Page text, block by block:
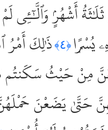
أَشْهُرٍۢ وَٱلَّٰٓـِٔى
يُسْرًۭا ﴿٤﴾ ذَٰلِكَ أَمْرُ
مِنْ حَيْثُ سَكَنتُم
حَتَّىٰ يَضَعْنَ